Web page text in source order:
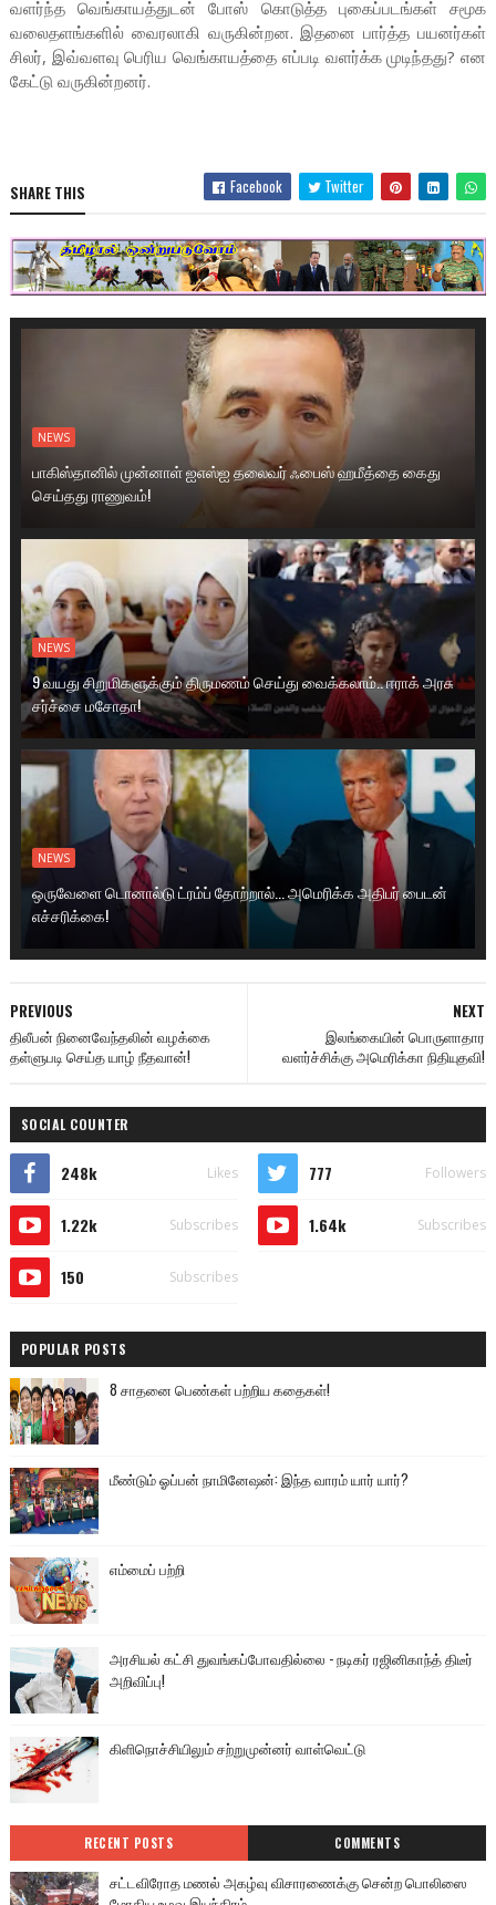
வளர்ந்த வெங்காயத்துடன் போஸ் கொடுத்த புகைப்படங்கள் சமூக
வலைதளங்களில் வைரலாகி வருகின்றன. இதனை பார்த்த பயனர்கள்
சிலர், இவ்வளவு பெரிய வெங்காயத்தை எப்படி வளர்க்க முடிந்தது? என
கேட்டு வருகின்றனர்.
SHARE THIS Facebook Twitter
NEWS
பாகிஸ்தானில் முன்னாள் ஐஎஸ்ஐ தலைவர் ஃபைஸ் ஹமீத்தை கைது
செய்தது ராணுவம்!
NEWS
9 வயது சிறுமிகளுக்கும் திருமணம் செய்து வைக்கலாம்.. ஈராக் அரசு
சர்ச்சை மசோதா!
NEWS
ஒருவேளை டொனால்டு ட்ரம்ப் தோற்றால்... அமெரிக்க அதிபர் பைடன்
எச்சரிக்கை!
NEXT
இலங்கையின் பொருளாதார
வளர்ச்சிக்கு அமெரிக்கா நிதியுதவி!
PREVIOUS
திலீபன் நினைவேந்தலின் வழக்கை
தள்ளுபடி செய்த யாழ் நீதவான்!
SOCIAL COUNTER
248k Likes 777 Followers
1.22k Subscribes 1.64k Subscribes
150 Subscribes
POPULAR POSTS
8 சாதனை பெண்கள் பற்றிய கதைகள்!
மீண்டும் ஓப்பன் நாமினேஷன்: இந்த வாரம் யார் யார்?
எம்மைப் பற்றி
அரசியல் கட்சி துவங்கப்போவதில்லை - நடிகர் ரஜினிகாந்த் திடீர்
அறிவிப்பு!
கிளிநொச்சியிலும் சற்றுமுன்னர் வாள்வெட்டு
RECENT POSTS COMMENTS
சட்டவிரோத மணல் அகழ்வு விசாரணைக்கு சென்ற பொலிஸை